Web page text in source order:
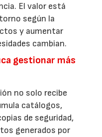
El valor está
según la
y aumentar
cambian.
gestionar más
no solo recibe
catálogos,
de seguridad,
generados por